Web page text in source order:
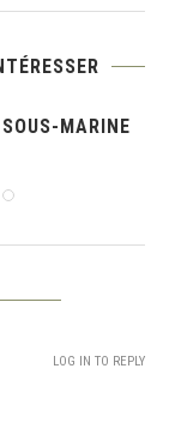
MARINE
LOG IN TO REPLY